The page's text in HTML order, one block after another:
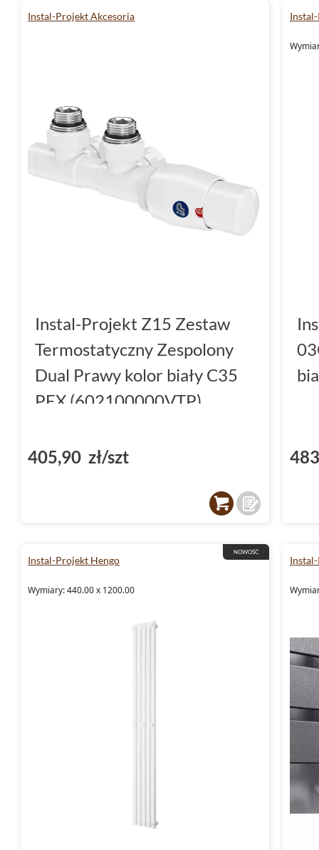
Instal-Projekt Akcesoria
Instal-Projekt Z15 Zestaw
Termostatyczny Zespolony
Dual Prawy kolor biały C35
PEX (602100000VTP)
405,90 zł/szt
NOWOŚĆ
Instal-Projekt Hengo
Wymiary: 440.00 x 1200.00